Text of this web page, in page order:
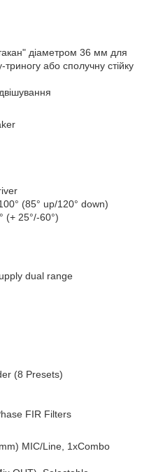
діаметром 36 мм для
триногу або сполучну стійку
(85° up/120° down)
(+ 25°/-60°)
dual range
(8 Presets)
FIR Filters
MIC/Line, 1xCombo